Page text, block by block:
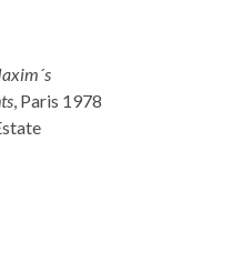
, Paris 1978